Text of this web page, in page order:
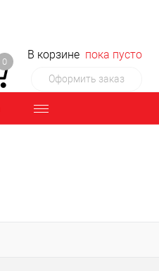
0
В корзине пока пусто
Оформить заказ